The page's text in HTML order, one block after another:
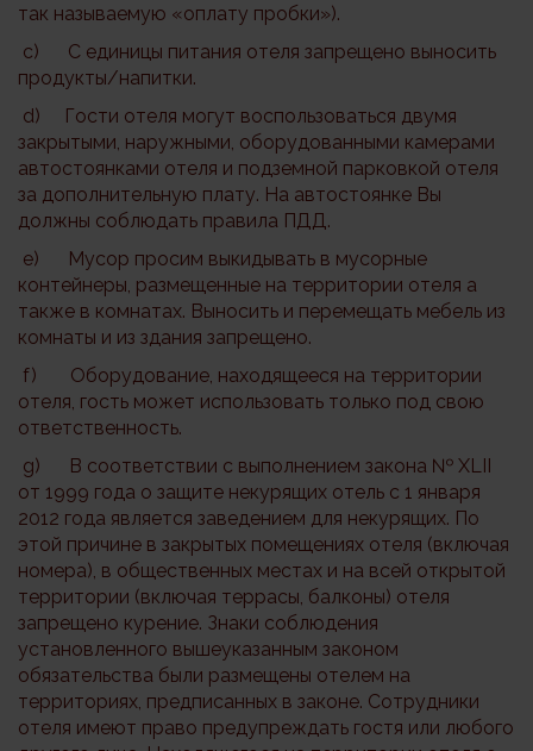
так называемую «оплату пробки»).
c) С единицы питания отеля запрещено выносить
продукты/напитки.
d) Гости отеля могут воспользоваться двумя
закрытыми, наружными, оборудованными камерами
автостоянками отеля и подземной парковкой отеля
за дополнительную плату. На автостоянке Вы
должны соблюдать правила ПДД.
e) Мусор просим выкидывать в мусорные
контейнеры, размещенные на территории отеля а
также в комнатах. Выносить и перемещать мебель из
комнаты и из здания запрещено.
f) Оборудование, находящееся на территории
отеля, гость может использовать только под свою
ответственность.
g) В соответствии с выполнением закона № XLII
от 1999 года о защите некурящих отель с 1 января
2012 года является заведением для некурящих. По
этой причине в закрытых помещениях отеля (включая
номера), в общественных местах и на всей открытой
территории (включая террасы, балконы) отеля
запрещено курение. Знаки соблюдения
установленного вышеуказанным законом
обязательства были размещены отелем на
территориях, предписанных в законе. Сотрудники
отеля имеют право предупреждать гостя или любого